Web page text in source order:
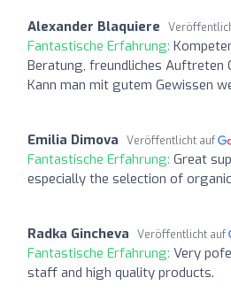
Alexander Blaquiere
Fantastische Erfahrung:
Beratung, freundliches Auftreten
Kann man mit gutem Gewissen
Emilia Dimova Veröffentlicht auf
Fantastische Erfahrung: Great
especially the selection of
Radka Gincheva Veröffentlicht auf
Fantastische Erfahrung: Very
staff and high quality products.